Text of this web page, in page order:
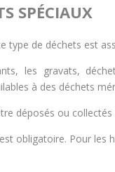
SPÉCIAUX
type de déchets est
les gravats,
à des déchets
déposés ou
obligatoire. Pour les